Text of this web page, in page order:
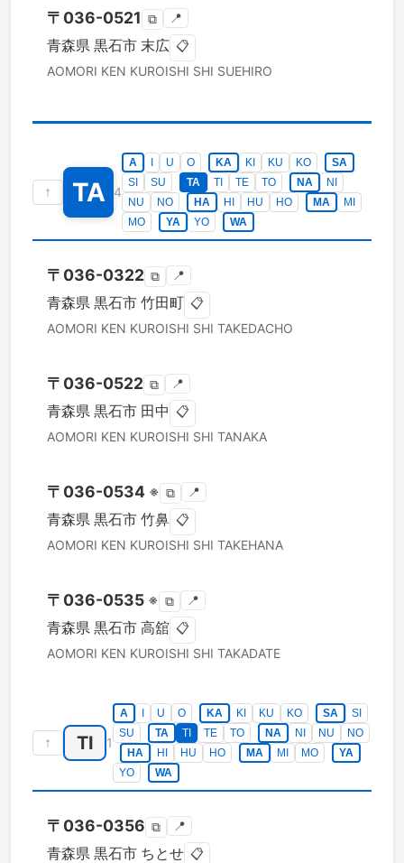
〒 036-0521 ⧉ 📍
青森県 黒石市 末広 📋
AOMORI KEN KUROISHI SHI SUEHIRO
↑ TA 4
A U O KA KI KU KO
SA
SI
SU TA TI TE TO NA
NI
NU
NO HA HI HU HO MA
MI
MO
YA YO WA
〒 036-0322 ⧉ 📍
青森県 黒石市 竹田町 📋
AOMORI KEN KUROISHI SHI TAKEDACHO
〒 036-0522 ⧉ 📍
青森県 黒石市 田中 📋
AOMORI KEN KUROISHI SHI TANAKA
〒 036-0534 ※ ⧉ 📍
青森県 黒石市 竹鼻 📋
AOMORI KEN KUROISHI SHI TAKEHANA
〒 036-0535 ※ ⧉ 📍
青森県 黒石市 高舘 📋
AOMORI KEN KUROISHI SHI TAKADATE
↑ TI 1
A U O KA KI KU KO SA
SI
SU
TA TI TE TO NA NI NU
NO
HA
HI HU HO MA MI MO
YA
YO
WA
〒 036-0356 ⧉ 📍
青森県 黒石市 ちとせ 📋